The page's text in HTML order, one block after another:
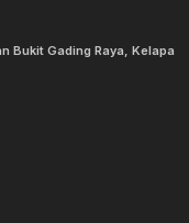
Bukit Gading Raya, Kelapa